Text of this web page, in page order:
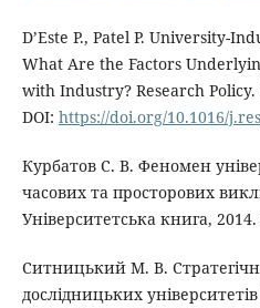
D’Este P., Patel P. University-
What Are the Factors
with Industry? Research Policy.
DOI: https://doi.org/10.1016/
Курбатов С. В. Феномен
часових та просторових
Університетська книга, 2014.
Ситницький М. В.
дослідницьких